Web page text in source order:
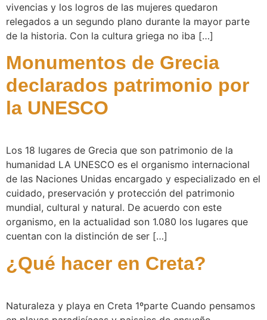
vivencias y los logros de las mujeres quedaron
relegados a un segundo plano durante la mayor parte
de la historia. Con la cultura griega no iba […]
Monumentos de Grecia
declarados patrimonio por
la UNESCO
Los 18 lugares de Grecia que son patrimonio de la
humanidad LA UNESCO es el organismo internacional
de las Naciones Unidas encargado y especializado en el
cuidado, preservación y protección del patrimonio
mundial, cultural y natural. De acuerdo con este
organismo, en la actualidad son 1.080 los lugares que
cuentan con la distinción de ser […]
¿Qué hacer en Creta?
Naturaleza y playa en Creta 1ºparte Cuando pensamos